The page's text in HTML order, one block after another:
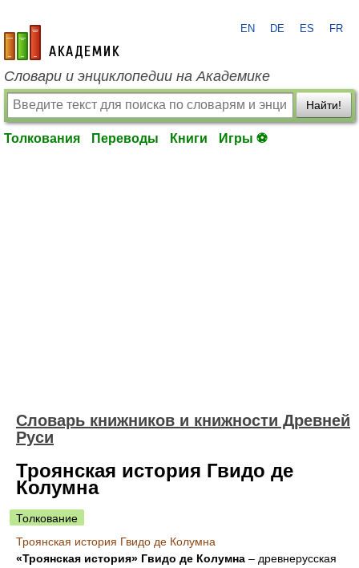
academic.ru
EN DE ES FR
Словари и энциклопедии на Академике
Найти!
Толкования Переводы Книги Игры ⚽
Словарь книжников и книжности Древней
Руси
Троянская история Гвидо де
Колумна
Толкование
Троянская история Гвидо де Колумна
«Троянская история» Гвидо де Колумна – древнерусская